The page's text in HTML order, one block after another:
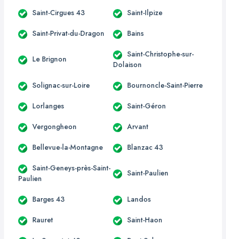
Saint-Cirgues 43 Saint-Ilpize
Saint-Privat-du-Dragon Bains
Le Brignon
Saint-Christophe-sur-
Dolaison
Solignac-sur-Loire Bournoncle-Saint-Pierre
Lorlanges Saint-Géron
Vergongheon Arvant
Bellevue-la-Montagne Blanzac 43
Saint-Geneys-près-Saint-
Paulien
Saint-Paulien
Barges 43 Landos
Rauret Saint-Haon